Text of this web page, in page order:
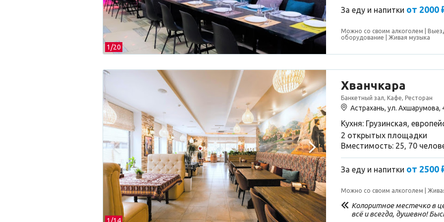
1/20
За еду и напитки от 2000
Можно со своим алкоголем
оборудование
Живая музыка
Хванчкара
Банкетный зал, Кафе, Ресторан
Астрахань, ул. Ахшарумова,
Кухня: Грузинская,
2 открытых площадки
Вместимость: 25, 70
За еду и напитки от 2500
Можно со своим алкоголем
Колоритное местечко в
всё и всегда, душевно!